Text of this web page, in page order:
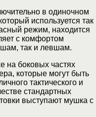
в одиночном
используется так
режим, находится
с комфортом
так и левшам.
на боковых частях
которые могут быть
тактического и
стандартных
выступают мушка с